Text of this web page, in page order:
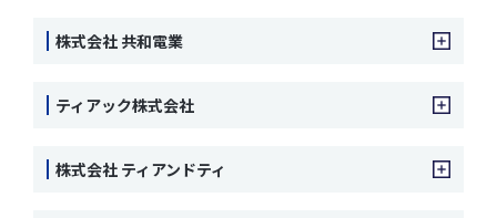
株式会社 共和電業
ティアック株式会社
株式会社 ティアンドティ